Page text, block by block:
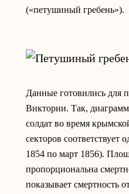
(«петушиный гребень»).
Данные готовились для
Виктории. Так,
солдат во время
секторов соответствует
1854 по март 1856).
пропорциональна
показывает смертность